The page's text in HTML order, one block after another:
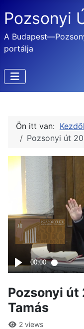
Pozsonyi
A
portálja
Ön itt van:
Pozsonyi út
Pozsonyi út
Tamás
2 views